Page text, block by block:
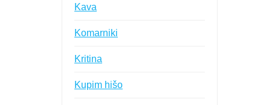
Kava
Komarniki
Kritina
Kupim hišo